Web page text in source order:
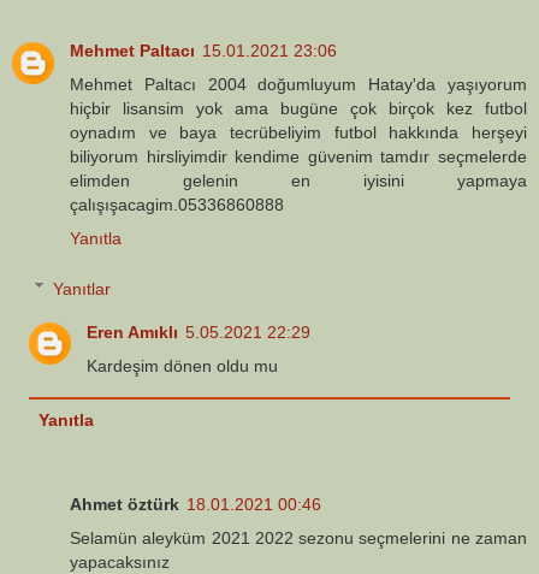
Mehmet Paltacı 15.01.2021 23:06
Mehmet Paltacı 2004 doğumluyum Hatay'da yaşıyorum
hiçbir lisansim yok ama bugüne çok birçok kez futbol
oynadım ve baya tecrübeliyim futbol hakkında herşeyi
biliyorum hirsliyimdir kendime güvenim tamdır seçmelerde
elimden gelenin en iyisini yapmaya
çalışışacagim.05336860888
Yanıtla
Yanıtlar
Eren Amıklı 5.05.2021 22:29
Kardeşim dönen oldu mu
Yanıtla
Ahmet öztürk 18.01.2021 00:46
Selamün aleyküm 2021 2022 sezonu seçmelerini ne zaman
yapacaksınız